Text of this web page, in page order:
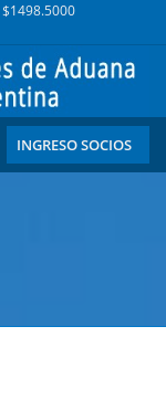
$1498.5000
INGRESO SOCIOS